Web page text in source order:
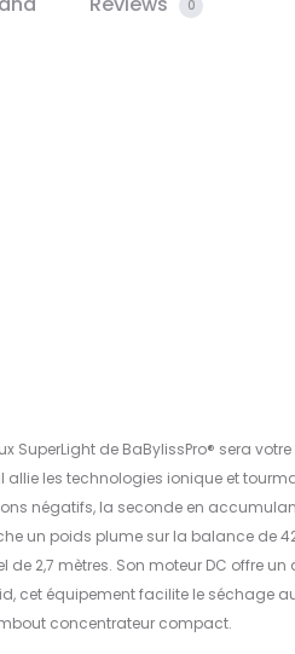
0
de BaBylissPro® sera
les technologies ionique et
négatifs, la seconde en
un poids plume sur la balance de
2,7 mètres. Son moteur DC offre un
cet équipement facilite le séchage
concentrateur compact.